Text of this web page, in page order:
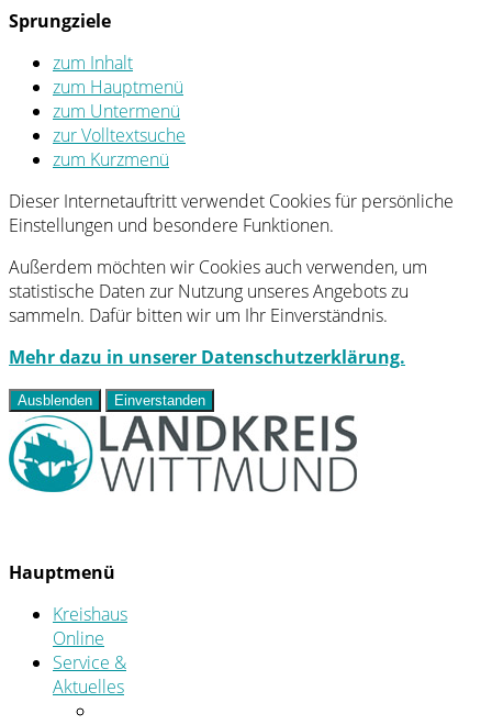
Sprungziele
zum Inhalt
zum Hauptmenü
zum Untermenü
zur Volltextsuche
zum Kurzmenü
Dieser Internetauftritt verwendet Cookies für persönliche
Einstellungen und besondere Funktionen.
Außerdem möchten wir Cookies auch verwenden, um
statistische Daten zur Nutzung unseres Angebots zu
sammeln. Dafür bitten wir um Ihr Einverständnis.
Mehr dazu in unserer Datenschutzerklärung.
Ausblenden Einverstanden
Hauptmenü
Kreishaus
Online
Service &
Aktuelles